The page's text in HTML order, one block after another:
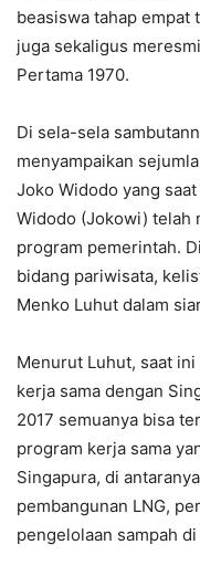
beasiswa tahap empat
juga sekaligus
Pertama 1970.
Di sela-sela
menyampaikan
Joko Widodo yang
Widodo (Jokowi) telah
program pemerintah.
bidang pariwisata,
Menko Luhut dalam
Menurut Luhut, saat
kerja sama dengan
2017 semuanya bisa
program kerja sama
Singapura, di
pembangunan LNG,
pengelolaan sampah